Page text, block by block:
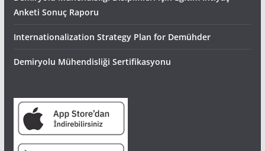
Anketi Sonuç Raporu
Internationalization Strategy Plan for Demühder
Demiryolu Mühendisliği Sertifikasyonu